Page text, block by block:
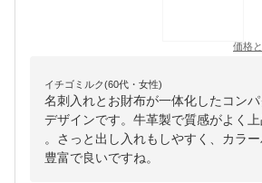
価格
イチゴミルク(60代・女性)
名刺入れとお財布が一体化したコン
デザインです。牛革製で質感がよく
。さっと出し入れもしやすく、カラ
豊富で良いですね。